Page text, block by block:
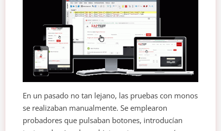
En un pasado no tan lejano, las pruebas con monos
se realizaban manualmente. Se emplearon
probadores que pulsaban botones, introducían